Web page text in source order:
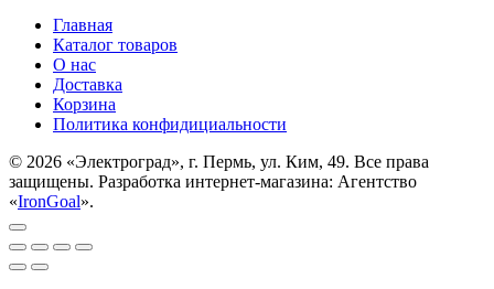
Главная
Каталог товаров
О нас
Доставка
Корзина
Политика конфидициальности
© 2026 «Электроград», г. Пермь, ул. Ким, 49. Все права
защищены. Разработка интернет-магазина: Агентство
«IronGoal».